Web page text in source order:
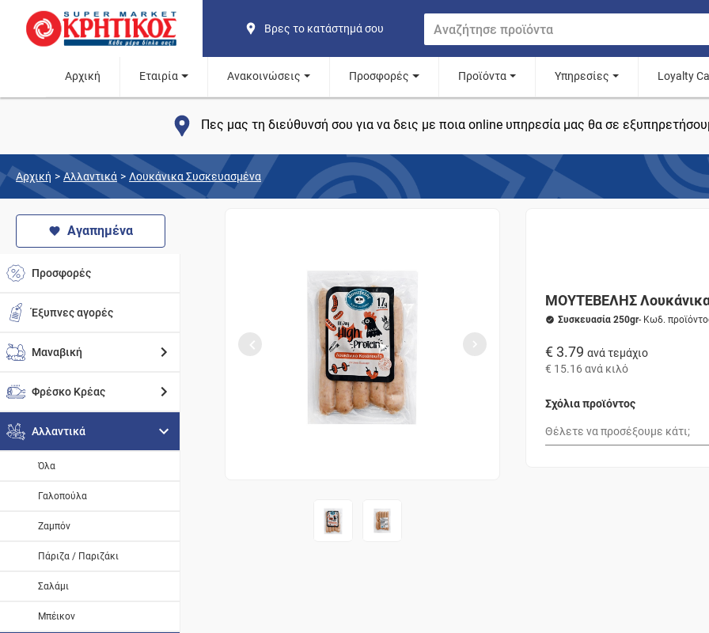
Βρες το κατάστημά σου
Αρχική Εταιρία Ανακοινώσεις Προσφορές Προϊόντα Υπηρεσίες Loyalty
Πες μας τη διεύθυνσή σου για να δεις με ποια online υπηρεσία μας θα σε
Αρχική > Αλλαντικά > Λουκάνικα Συσκευασμένα
Αγαπημένα
Προσφορές
Έξυπνες αγορές
Μαναβική
Φρέσκο Κρέας
Αλλαντικά
Όλα
Γαλοπούλα
Ζαμπόν
Πάριζα / Παριζάκι
Σαλάμι
Μπέικον
ΜΟΥΤΕΒΕΛΗΣ
Συσκευασία 250gr- Κωδ.
€ 3.79 ανά τεμάχιο
€ 15.16 ανά κιλό
Σχόλια προϊόντος